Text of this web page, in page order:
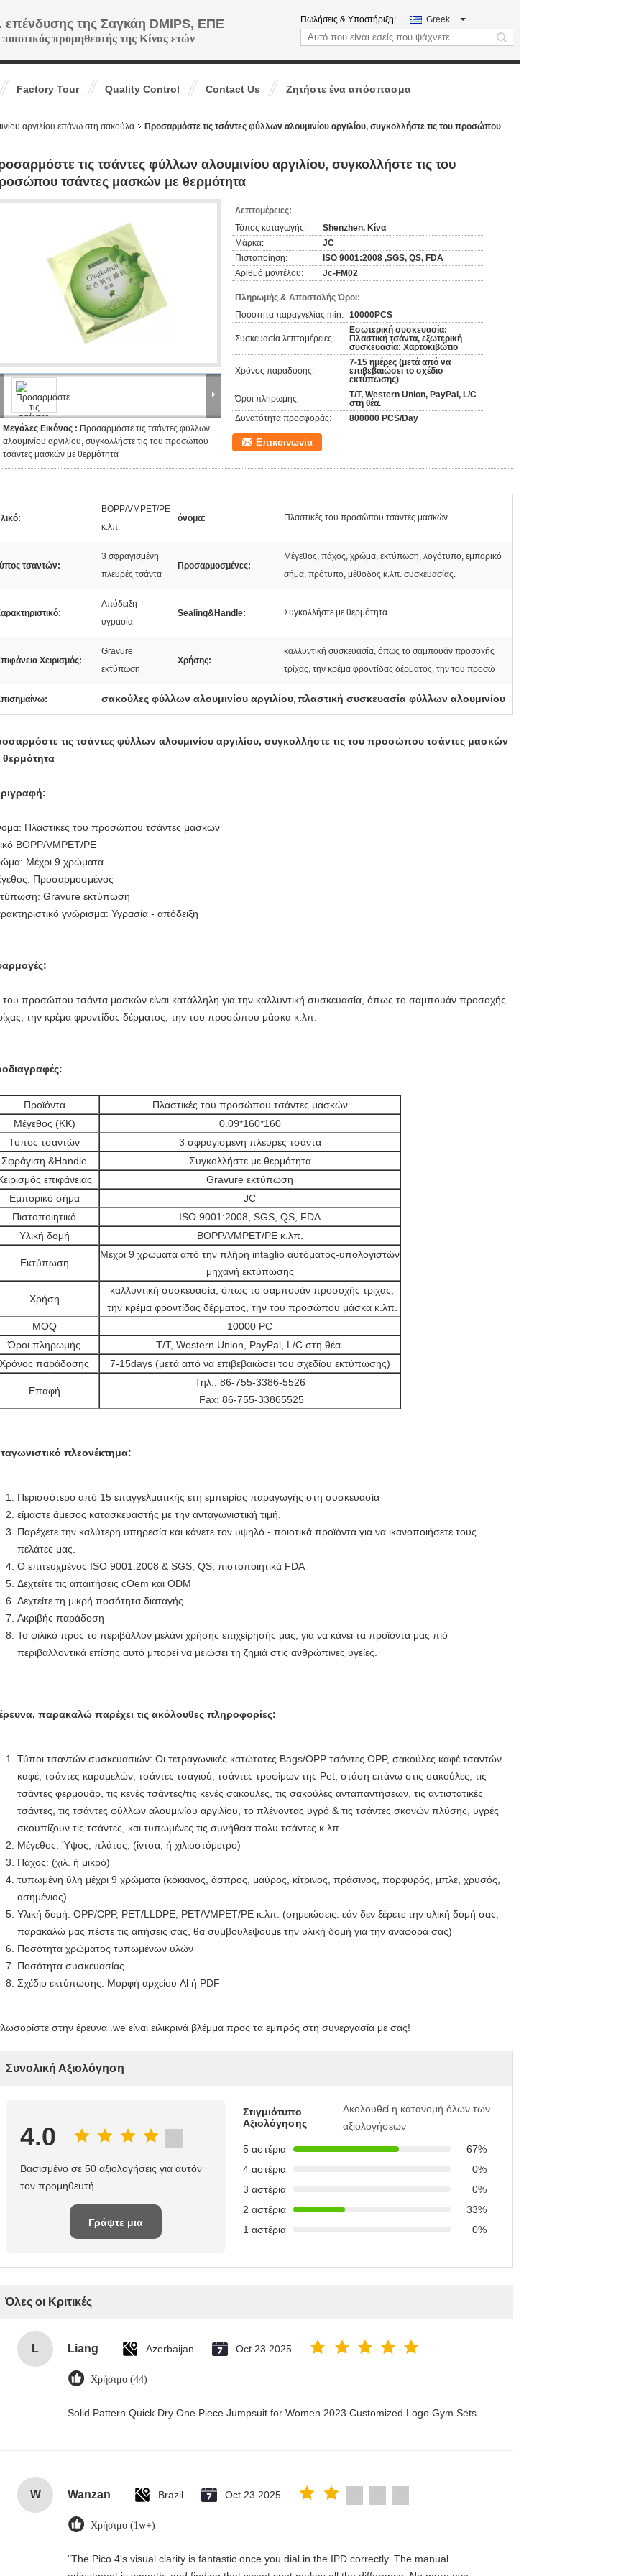
επένδυσης της Σαγκάη DMIPS, ΕΠΕ
προμηθευτής της Κίνας ετών
Πωλήσεις & Υποστήριξη: Greek
search
Factory Tour Quality Control Contact Us Ζητήστε ένα απόσπασμα
αργιλίου επάνω στη σακούλα Προσαρμόστε τις τσάντες φύλλων αλουμινίου αργιλίου, συγκολλήστε τις του προσώπου
τις τσάντες φύλλων αλουμινίου αργιλίου, συγκολλήστε τις του
τσάντες μασκών με θερμότητα
Μεγάλες Εικόνας : Προσαρμόστε τις τσάντες φύλλων
αλουμινίου αργιλίου, συγκολλήστε τις του προσώπου
τσάντες μασκών με θερμότητα
Λεπτομέρειες:
Τόπος καταγωγής:
Shenzhen, Κίνα
Μάρκα:
JC
Πιστοποίηση:
ISO 9001:2008 ,SGS, QS, FDA
Αριθμό μοντέλου:
Jc-FM02
Πληρωμής & Αποστολής Όροι:
Ποσότητα παραγγελίας min: 10000PCS
Συσκευασία λεπτομέρειες:
Εσωτερική συσκευασία:
Πλαστική τσάντα, εξωτερική
συσκευασία: Χαρτοκιβώτιο
Χρόνος παράδοσης:
7-15 ημέρες (μετά από να
επιβεβαιώσει το σχέδιο
εκτύπωσης)
Όροι πληρωμής:
T/T, Western Union, PayPal, L/C
στη θέα.
Δυνατότητα προσφοράς:
800000 PCS/Day
Επικοινωνία
BOPP/VMPET/PE
κ.λπ.
όνομα: Πλαστικές του προσώπου τσάντες μασκών
τσαντών:
3 σφραγισμένη
πλευρές τσάντα
Προσαρμοσμένες:
Μέγεθος, πάχος, χρώμα, εκτύπωση, λογότυπο, εμπορικό
σήμα, πρότυπο, μέθοδος κ.λπ. συσκευασίας.
Απόδειξη
υγρασία
Sealing&Handle: Συγκολλήστε με θερμότητα
Χειρισμός:
Gravure
εκτύπωση
Χρήσης:
καλλυντική συσκευασία, όπως το σαμπουάν προσοχής
τρίχας, την κρέμα φροντίδας δέρματος, την του προσώ
σακούλες φύλλων αλουμινίου αργιλίου, πλαστική συσκευασία φύλλων αλουμινίου
τις τσάντες φύλλων αλουμινίου αργιλίου, συγκολλήστε τις του προσώπου τσάντες μασκών
θερμότητα
Πλαστικές του προσώπου τσάντες μασκών
BOPP/VMPET/PE
Μέχρι 9 χρώματα
Προσαρμοσμένος
Gravure εκτύπωση
γνώρισμα: Υγρασία - απόδειξη
προσώπου τσάντα μασκών είναι κατάλληλη για την καλλυντική συσκευασία, όπως το σαμπουάν προσοχής
την κρέμα φροντίδας δέρματος, την του προσώπου μάσκα κ.λπ.
Προϊόντα
Πλαστικές του προσώπου τσάντες μασκών
Μέγεθος (ΚΚ)
0.09*160*160
Τύπος τσαντών
3 σφραγισμένη πλευρές τσάντα
Σφράγιση &Handle
Συγκολλήστε με θερμότητα
επιφάνειας
Gravure εκτύπωση
Εμπορικό σήμα
JC
Πιστοποιητικό
ISO 9001:2008, SGS, QS, FDA
Υλική δομή
BOPP/VMPET/PE κ.λπ.
Εκτύπωση
Μέχρι 9 χρώματα από την πλήρη intaglio αυτόματος-υπολογιστών
μηχανή εκτύπωσης
Χρήση
καλλυντική συσκευασία, όπως το σαμπουάν προσοχής τρίχας,
την κρέμα φροντίδας δέρματος, την του προσώπου μάσκα κ.λπ.
MOQ
10000 PC
Όροι πληρωμής
T/T, Western Union, PayPal, L/C στη θέα.
Χρόνος παράδοσης
7-15days (μετά από να επιβεβαιώσει του σχεδίου εκτύπωσης)
Επαφή
Τηλ.: 86-755-3386-5526
Fax: 86-755-33865525
πλεονέκτημα:
Περισσότερο από 15 επαγγελματικής έτη εμπειρίας παραγωγής στη συσκευασία
είμαστε άμεσος κατασκευαστής με την ανταγωνιστική τιμή.
Παρέχετε την καλύτερη υπηρεσία και κάνετε τον υψηλό - ποιοτικά προϊόντα για να ικανοποιήσετε τους
πελάτες μας.
Ο επιτευχμένος ISO 9001:2008 & SGS, QS, πιστοποιητικά FDA
Δεχτείτε τις απαιτήσεις cOem και ODM
Δεχτείτε τη μικρή ποσότητα διαταγής
Ακριβής παράδοση
Το φιλικό προς το περιβάλλον μελάνι χρήσης επιχείρησής μας, για να κάνει τα προϊόντα μας πιό
περιβαλλοντικά επίσης αυτό μπορεί να μειώσει τη ζημιά στις ανθρώπινες υγείες.
παρακαλώ παρέχει τις ακόλουθες πληροφορίες:
Τύποι τσαντών συσκευασιών: Οι τετραγωνικές κατώτατες Bags/OPP τσάντες OPP, σακούλες καφέ τσαντών
καφέ, τσάντες καραμελών, τσάντες τσαγιού, τσάντες τροφίμων της Pet, στάση επάνω στις σακούλες, τις
τσάντες φερμουάρ, τις κενές τσάντες/τις κενές σακούλες, τις σακούλες ανταπαντήσεων, τις αντιστατικές
τσάντες, τις τσάντες φύλλων αλουμινίου αργιλίου, το πλένοντας υγρό & τις τσάντες σκονών πλύσης, υγρές
σκουπίζουν τις τσάντες, και τυπωμένες τις συνήθεια πολυ τσάντες κ.λπ.
Μέγεθος: Ύψος, πλάτος, (ίντσα, ή χιλιοστόμετρο)
Πάχος: (χιλ. ή μικρό)
τυπωμένη ύλη μέχρι 9 χρώματα (κόκκινος, άσπρος, μαύρος, κίτρινος, πράσινος, πορφυρός, μπλε, χρυσός,
ασημένιος)
Υλική δομή: OPP/CPP, PET/LLDPE, PET/VMPET/PE κ.λπ. (σημειώσεις: εάν δεν ξέρετε την υλική δομή σας,
παρακαλώ μας πέστε τις αιτήσεις σας, θα συμβουλεψουμε την υλική δομή για την αναφορά σας)
Ποσότητα χρώματος τυπωμένων υλών
Ποσότητα συσκευασίας
Σχέδιο εκτύπωσης: Μορφή αρχείου Al ή PDF
στην έρευνα .we είναι ειλικρινά βλέμμα προς τα εμπρός στη συνεργασία με σας!
Συνολική Αξιολόγηση
4.0
Βασισμένο σε 50 αξιολογήσεις για αυτόν
τον προμηθευτή
Γράψτε μια
Στιγμιότυπο
Αξιολόγησης
Ακολουθεί η κατανομή όλων των
αξιολογήσεων
5 αστέρια
67%
4 αστέρια
0%
3 αστέρια
0%
2 αστέρια
33%
1 αστέρια
0%
Όλες οι Κριτικές
L Liang Azerbaijan Oct 23.2025
Χρήσιμο (44)
Solid Pattern Quick Dry One Piece Jumpsuit for Women 2023 Customized Logo Gym Sets
W Wanzan Brazil Oct 23.2025
Χρήσιμο (1w+)
"The Pico 4's visual clarity is fantastic once you dial in the IPD correctly. The manual